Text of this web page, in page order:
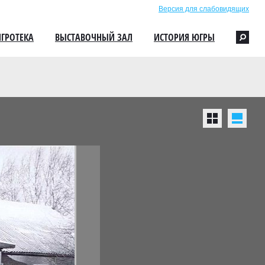
Версия для слабовидящих
ВЫСТАВОЧНЫЙ ЗАЛ ИСТОРИЯ ЮГРЫ
Плитка